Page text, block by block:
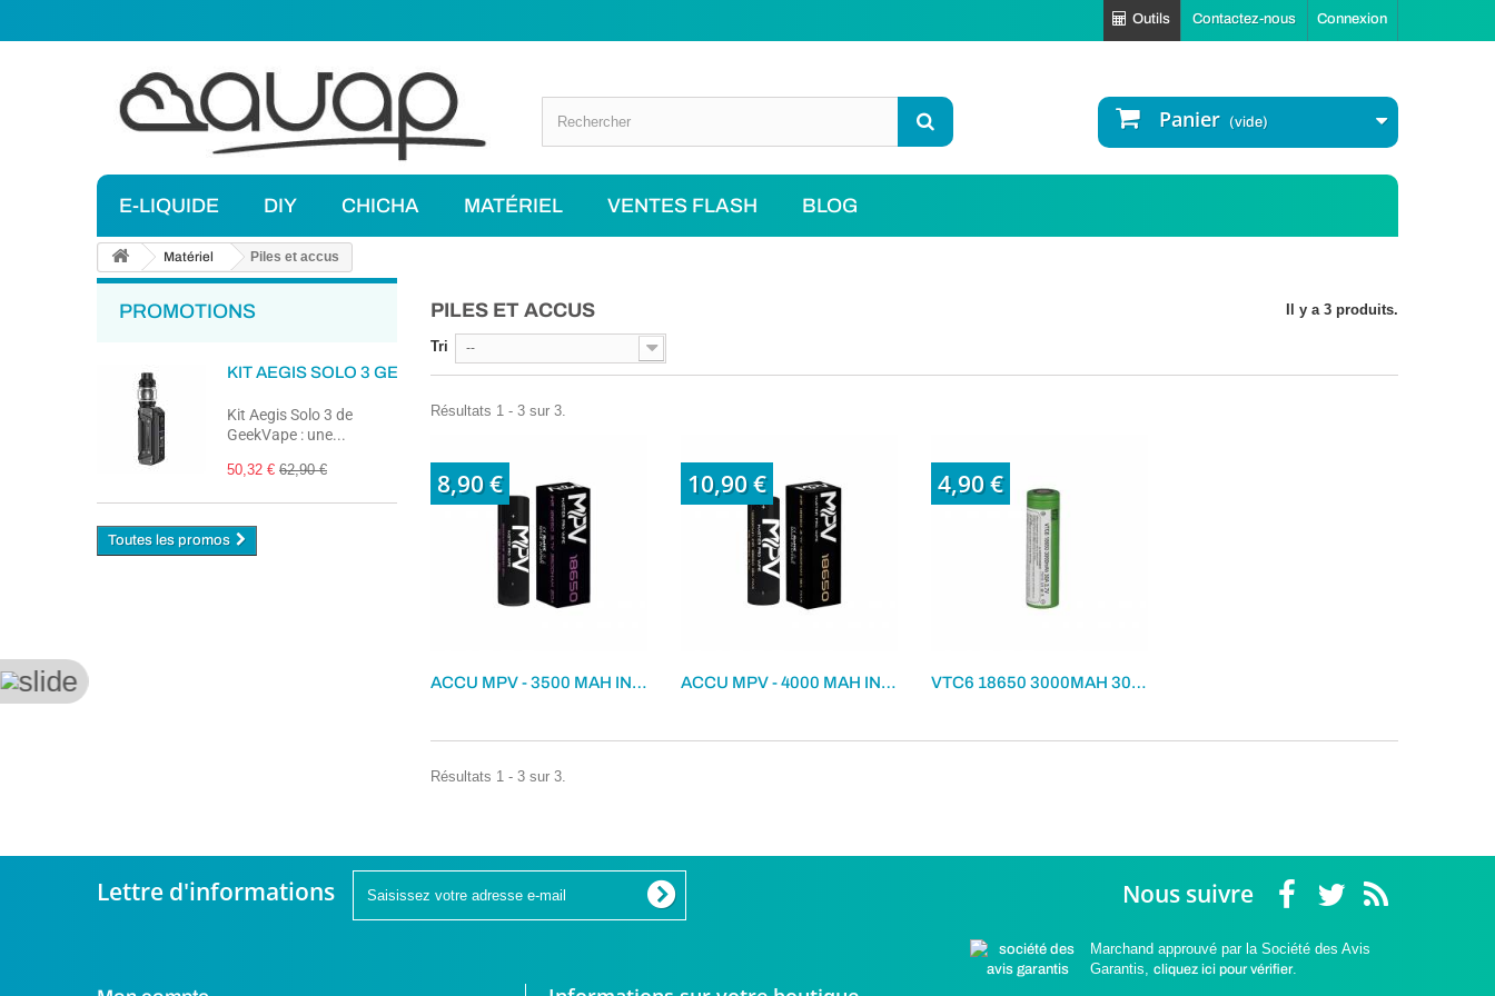
Connexion
Contactez-nous
Outils
Panier (vide)
E-LIQUIDE DIY CHICHA MATÉRIEL VENTES FLASH BLOG
Matériel Piles et accus
PROMOTIONS
KIT AEGIS SOLO 3 GEEKVAPE
Kit Aegis Solo 3 de
GeekVape : une...
50,32 € 62,90 €
Toutes les promos
PILES ET ACCUS Il y a 3 produits.
Tri --
Résultats 1 - 3 sur 3.
8,90 €
ACCU MPV - 3500 MAH INR 18650 -20A
10,90 €
ACCU MPV - 4000 MAH INR 18650 -18A
4,90 €
VTC6 18650 3000MAH 30A 3.7V
Résultats 1 - 3 sur 3.
Lettre d'informations Nous suivre
Marchand approuvé par la Société des Avis
Garantis, cliquez ici pour vérifier.